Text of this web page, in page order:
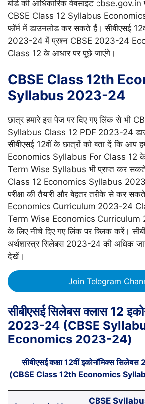
बोर्ड की आधिकारिक वेबसाइट cbse.gov.in
CBSE Class 12 Syllabus
फॉर्म में डाउनलोड कर सकते हैं। सीबीएसई 12वीं
2023-24 में प्रश्न CBSE 2023-24
Class 12 के आधार पर पूछे जाएंगे।
CBSE Class 12th
Syllabus 2023-24
छात्र हमारे इस पेज पर दिए गए लिंक से भी
Syllabus Class 12 PDF 2023-24
सीबीएसई 12वीं के छात्रों को बता दें कि आप
Economics Syllabus For Class 12
Term Wise Syllabus भी प्राप्त कर
Class 12 Economics Syllabus
परीक्षा की तैयारी और बेहतर तरीके से कर
Economics Curriculum 2023-24
Term Wise Economics Curriculum
के लिए नीचे दिए गए लिंक पर क्लिक करें।
अर्थशास्त्र सिलेबस 2023-24 की अधिक
देखें।
Join Telegram
सीबीएसई सिलेबस क्लास 12
2023-24 (CBSE
Economics 2023-24)
सीबीएसई कक्षा 12वीं इकोनॉमिक्स
(CBSE Class 12th Economics
CBSE